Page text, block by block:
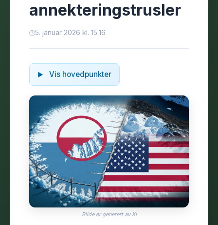
annekteringstrusler
5. januar 2026 kl. 15:16
Vis hovedpunkter
Bilde er generert av KI